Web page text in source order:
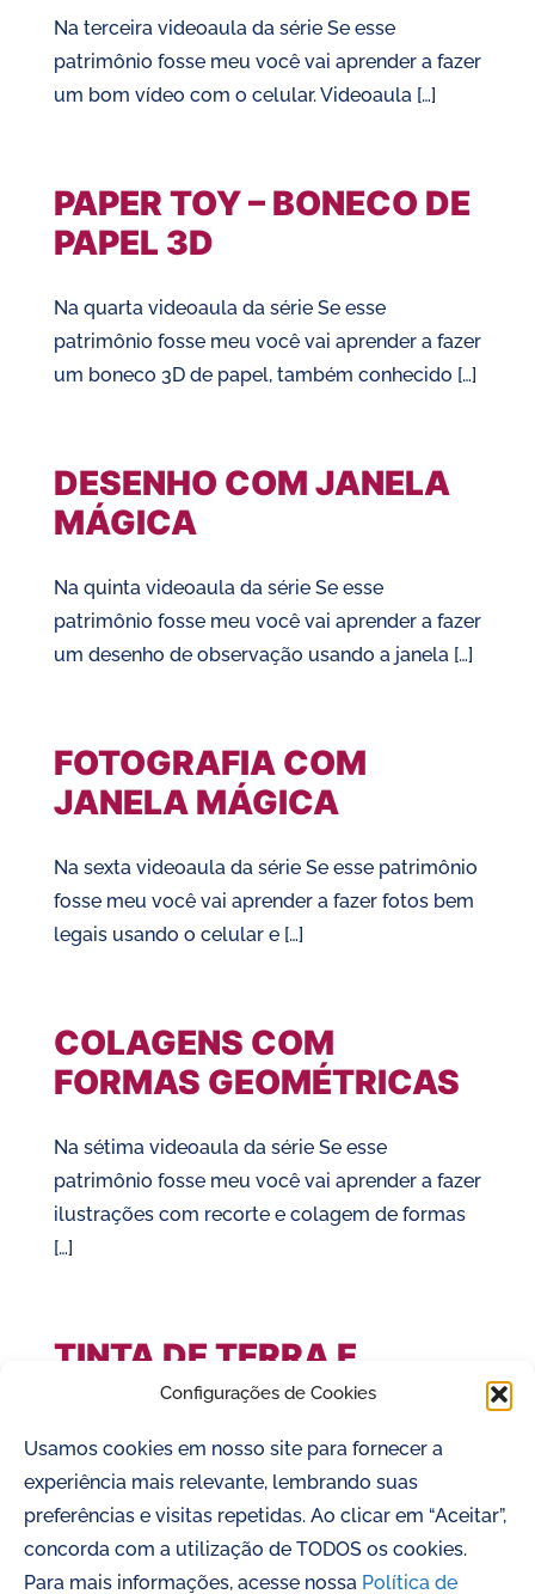
Configurações de Cookies
Usamos cookies em nosso site para fornecer a
experiência mais relevante, lembrando suas
preferências e visitas repetidas. Ao clicar em “Aceitar”,
concorda com a utilização de TODOS os cookies.
Para mais informações, acesse nossa Política de
Na terceira videoaula da série Se esse
patrimônio fosse meu você vai aprender a fazer
um bom vídeo com o celular. Videoaula […]
PAPER TOY – BONECO DE
PAPEL 3D
Na quarta videoaula da série Se esse
patrimônio fosse meu você vai aprender a fazer
um boneco 3D de papel, também conhecido […]
DESENHO COM JANELA
MÁGICA
Na quinta videoaula da série Se esse
patrimônio fosse meu você vai aprender a fazer
um desenho de observação usando a janela […]
FOTOGRAFIA COM
JANELA MÁGICA
Na sexta videoaula da série Se esse patrimônio
fosse meu você vai aprender a fazer fotos bem
legais usando o celular e […]
COLAGENS COM
FORMAS GEOMÉTRICAS
Na sétima videoaula da série Se esse
patrimônio fosse meu você vai aprender a fazer
ilustrações com recorte e colagem de formas
[…]
TINTA DE TERRA E
ILUSTRAÇÃO
Na oitava e última videoaula da série Se esse
patrimônio fosse meu você vai aprender a criar
ilustrações usando tinta feita com […]